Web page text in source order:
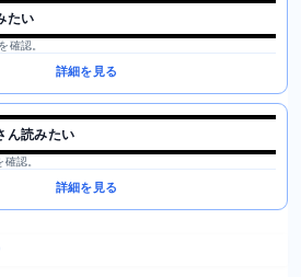
たい
確認。
詳細を見る
ん読みたい
認。
詳細を見る